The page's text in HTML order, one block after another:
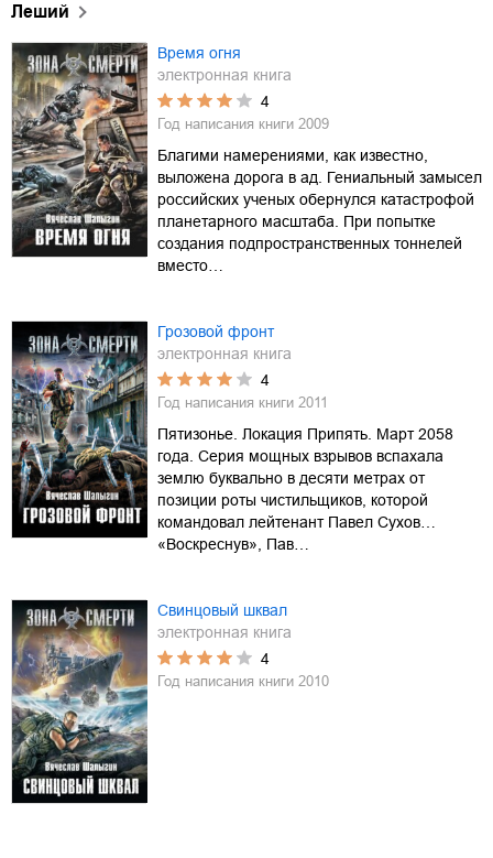
Леший
Время огня
электронная книга
4
Год написания книги 2009
Благими намерениями, как известно,
выложена дорога в ад. Гениальный замысел
российских ученых обернулся катастрофой
планетарного масштаба. При попытке
создания подпространственных тоннелей
вместо…
Грозовой фронт
электронная книга
4
Год написания книги 2011
Пятизонье. Локация Припять. Март 2058
года. Серия мощных взрывов вспахала
землю буквально в десяти метрах от
позиции роты чистильщиков, которой
командовал лейтенант Павел Сухов…
«Воскреснув», Пав…
Свинцовый шквал
электронная книга
4
Год написания книги 2010